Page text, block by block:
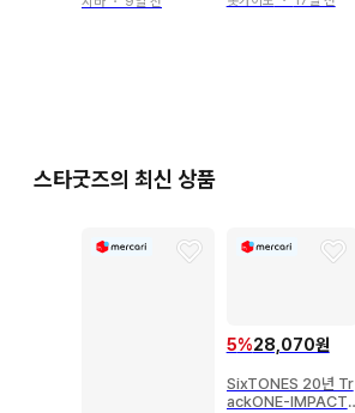
스타굿즈의 최신 상품
5%28,070원
SixTONES 20년 Tr
ackONE-IMPACT-